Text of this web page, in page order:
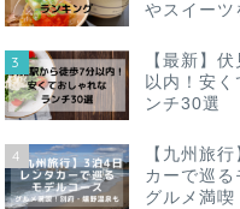
やスイーツ
3
【最新】
以内！安く
ンチ30選
4
【九州旅
カーで巡る
グルメ満喫